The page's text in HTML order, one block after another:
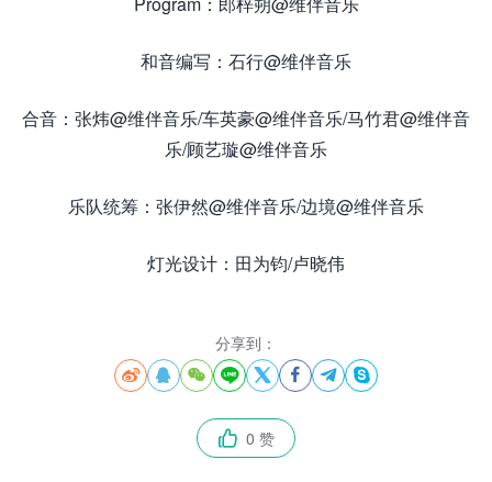
和音编写：石行@维伴音乐
合音：张炜@维伴音乐/车英豪@维伴音乐/马竹君@维伴音
乐/顾艺璇@维伴音乐
乐队统筹：张伊然@维伴音乐/边境@维伴音乐
灯光设计：田为钧/卢晓伟
分享到：
       
 0 赞